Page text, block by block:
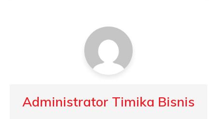
Administrator Timika Bisnis